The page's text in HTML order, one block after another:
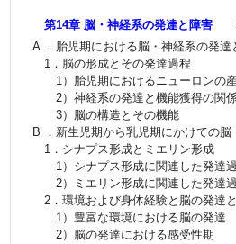
第14章 脳・神経系の発達と障害
A ．胎児期における脳・神経系の発達
1．脳の形成とその発達過程
1）胎児期におけるニューロンの
2）神経系の発達と機能獲得の関
3）脳の構造とその機能
B ．新生児期から乳児期にかけての
1．シナプス形成とミエリン形成
1）シナプス形成に関連した発達
2）ミエリン形成に関連した発達
2．環境および身体経験と脳の発達
1）豊富な環境における脳の発達
2）脳の発達における感受性期